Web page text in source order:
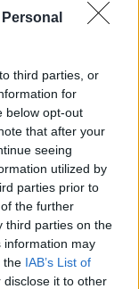
third parties, or
for
below opt-out
that after your
seeing
utilized by
parties prior to
the further
third parties on the
information may
the IAB’s List of
it to other
29
l'Europa